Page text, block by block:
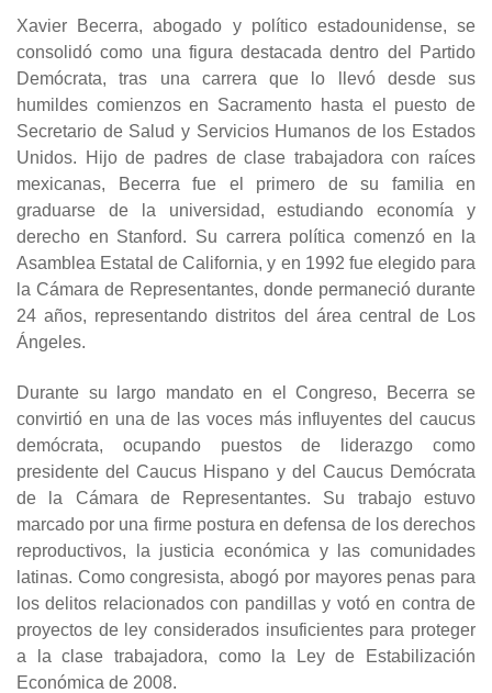
Xavier Becerra, abogado y político estadounidense, se
consolidó como una figura destacada dentro del Partido
Demócrata, tras una carrera que lo llevó desde sus
humildes comienzos en Sacramento hasta el puesto de
Secretario de Salud y Servicios Humanos de los Estados
Unidos. Hijo de padres de clase trabajadora con raíces
mexicanas, Becerra fue el primero de su familia en
graduarse de la universidad, estudiando economía y
derecho en Stanford. Su carrera política comenzó en la
Asamblea Estatal de California, y en 1992 fue elegido para
la Cámara de Representantes, donde permaneció durante
24 años, representando distritos del área central de Los
Ángeles.
Durante su largo mandato en el Congreso, Becerra se
convirtió en una de las voces más influyentes del caucus
demócrata, ocupando puestos de liderazgo como
presidente del Caucus Hispano y del Caucus Demócrata
de la Cámara de Representantes. Su trabajo estuvo
marcado por una firme postura en defensa de los derechos
reproductivos, la justicia económica y las comunidades
latinas. Como congresista, abogó por mayores penas para
los delitos relacionados con pandillas y votó en contra de
proyectos de ley considerados insuficientes para proteger
a la clase trabajadora, como la Ley de Estabilización
Económica de 2008.